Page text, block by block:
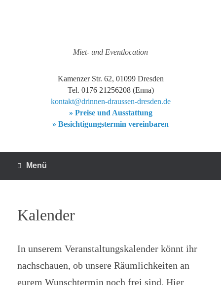
Miet- und Eventlocation
Kamenzer Str. 62, 01099 Dresden
Tel. 0176 21256208 (Enna)
kontakt@drinnen-draussen-dresden.de
» Preise und Ausstattung
» Besichtigungstermin vereinbaren
Menü
Kalender
In unserem Veranstaltungskalender könnt ihr
nachschauen, ob unsere Räumlichkeiten an
eurem Wunschtermin noch frei sind. Hier